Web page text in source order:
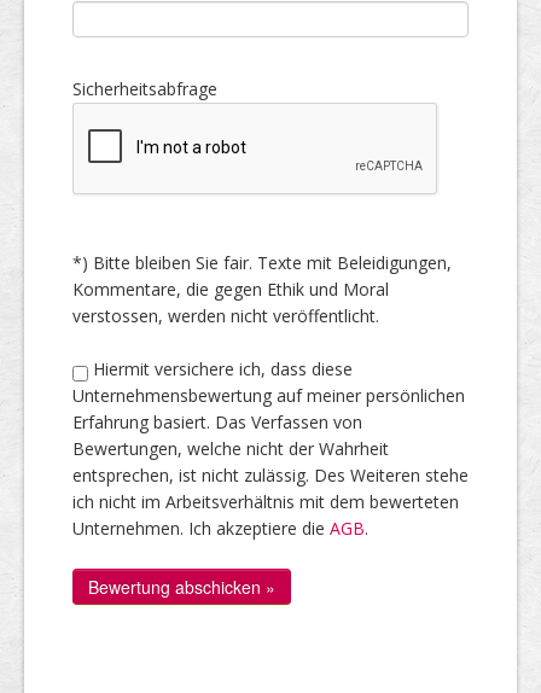
Sicherheitsabfrage
*) Bitte bleiben Sie fair. Texte mit Beleidigungen,
Kommentare, die gegen Ethik und Moral
verstossen, werden nicht veröffentlicht.
Hiermit versichere ich, dass diese
Unternehmensbewertung auf meiner persönlichen
Erfahrung basiert. Das Verfassen von
Bewertungen, welche nicht der Wahrheit
entsprechen, ist nicht zulässig. Des Weiteren stehe
ich nicht im Arbeitsverhältnis mit dem bewerteten
Unternehmen. Ich akzeptiere die AGB.